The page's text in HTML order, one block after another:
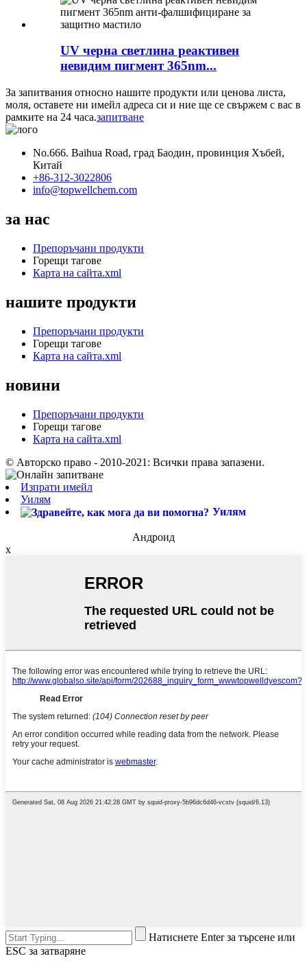
UV черна светлина реактивен
невидим пигмент 365nm...
За запитвания относно нашите продукти или ценова листа,
моля, оставете ни имейл адреса си и ние ще се свържем с вас в
рамките на 24 часа.запитване
No.666. Baihua Road, град Баодин, провинция Хъбей,
Китай
+86-312-3022806
info@topwellchem.com
за нас
Препоръчани продукти
Горещи тагове
Карта на сайта.xml
нашите продукти
Препоръчани продукти
Горещи тагове
Карта на сайта.xml
новини
Препоръчани продукти
Горещи тагове
Карта на сайта.xml
© Авторско право - 2010-2021: Всички права запазени.
Изпрати имейл
Уилям
Уилям
Андроид
x
Натиснете Enter за търсене или
ESC за затваряне